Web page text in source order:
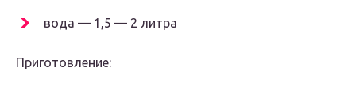
вода — 1,5 — 2 литра
Приготовление: